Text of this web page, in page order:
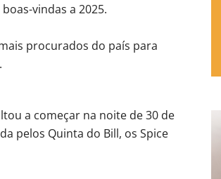
vindas a 2025.
procurados do país para
a começar na noite de 30 de
pelos Quinta do Bill, os Spice